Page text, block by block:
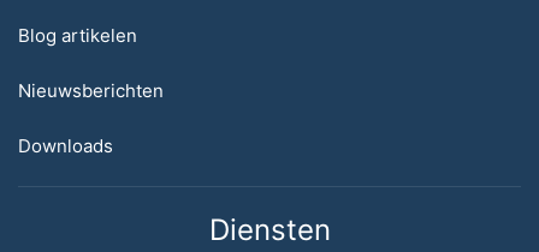
Blog artikelen
Nieuwsberichten
Downloads
Diensten